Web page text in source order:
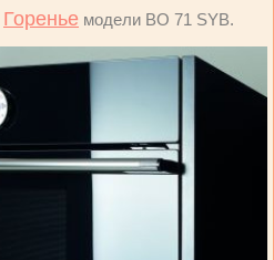
Горенье модели BO 71 SYB.